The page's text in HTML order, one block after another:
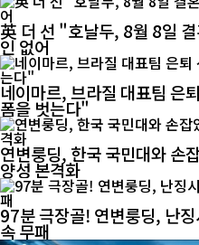
英 더 선 "호날두, 8월 8일
인 없어
네이마르, 브라질 대표팀
폼을 벗는다"
연변룽딩, 한국 국민대와 손
양성 본격화
97분 극장골! 연변룽딩, 난
속 무패